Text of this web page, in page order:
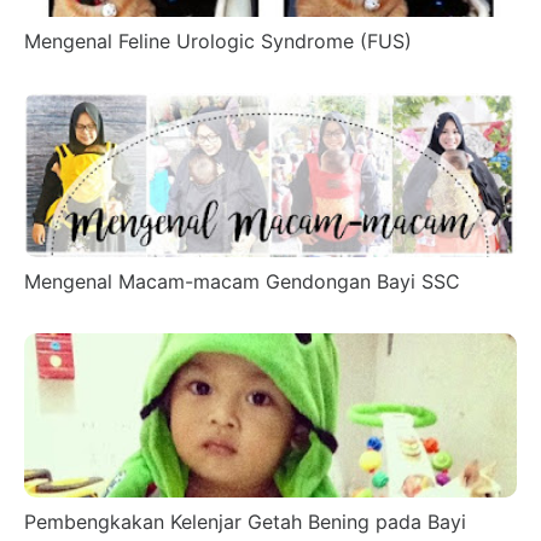
Mengenal Feline Urologic Syndrome (FUS)
Mengenal Macam-macam Gendongan Bayi SSC
Pembengkakan Kelenjar Getah Bening pada Bayi